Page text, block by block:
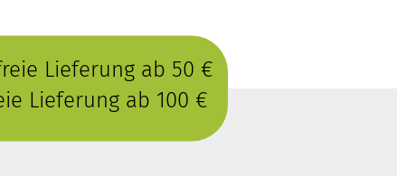
Lieferung ab 50 €
Lieferung ab 100 €